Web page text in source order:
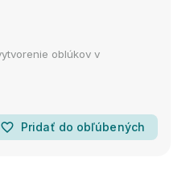
oblúkov v
favorite_border Pridať do obľúbených